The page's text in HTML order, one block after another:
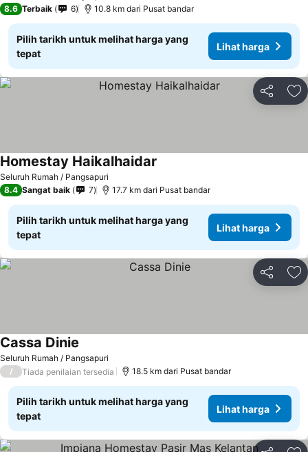
8.6 Terbaik 6 10.8 km dari Pusat bandar
Pilih tarikh untuk melihat harga yang
tepat
Lihat harga
Kongsi
Seluruh Rumah / Pangsapuri
Homestay Haikalhaidar
8.4 Sangat baik 7 17.7 km dari Pusat bandar
Pilih tarikh untuk melihat harga yang
tepat
Lihat harga
Kongsi
Seluruh Rumah / Pangsapuri
Cassa Dinie
/ Tiada penilaian tersedia 18.5 km dari Pusat bandar
Pilih tarikh untuk melihat harga yang
tepat
Lihat harga